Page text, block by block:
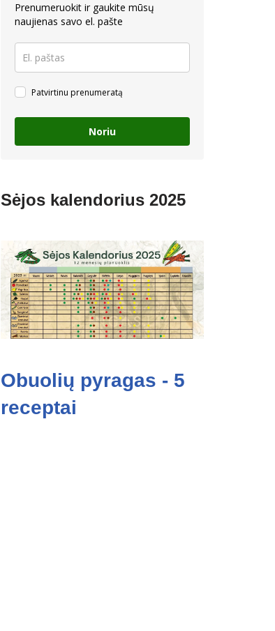
Prenumeruokit ir gaukite mūsų
naujienas savo el. pašte
Patvirtinu prenumeratą
Noriu
Sėjos kalendorius 2025
Obuolių pyragas - 5
receptai